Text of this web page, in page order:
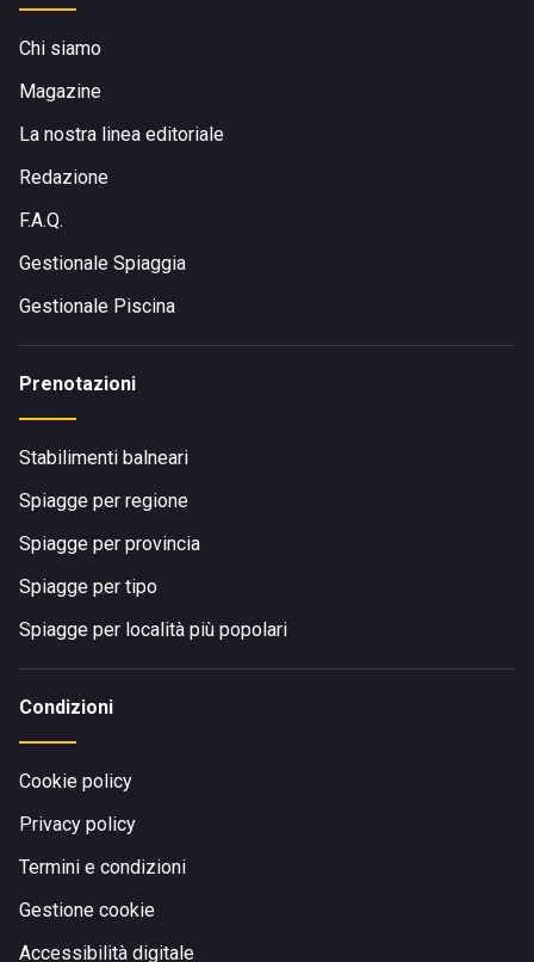
Chi siamo
Magazine
La nostra linea editoriale
Redazione
F.A.Q.
Gestionale Spiaggia
Gestionale Piscina
Prenotazioni
Stabilimenti balneari
Spiagge per regione
Spiagge per provincia
Spiagge per tipo
Spiagge per località più popolari
Condizioni
Cookie policy
Privacy policy
Termini e condizioni
Gestione cookie
Accessibilità digitale